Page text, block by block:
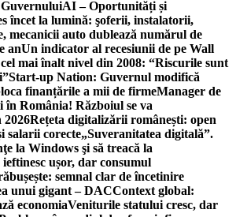
GuvernuluiAI – Oportunități și
încet la lumină: şoferii, instalatorii,
mecanicii auto dublează numărul de
anUn indicator al recesiunii de pe Wall
mai înalt nivel din 2008: “Riscurile sunt
Start-up Nation: Guvernul modifică
finanțările a mii de firmeManager de
România! Războiul se va
Rețeta digitalizării românești: open
salarii corecte„Suveranitatea digitală”.
la Windows şi să treacă la
ușor, dar consumul
semnal clar de încetinire
unui gigant – DACContext global:
economiaVeniturile statului cresc, dar